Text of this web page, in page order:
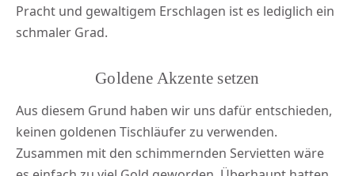
Pracht und gewaltigem Erschlagen ist es lediglich ein
schmaler Grad.
Goldene Akzente setzen
Aus diesem Grund haben wir uns dafür entschieden,
keinen goldenen Tischläufer zu verwenden.
Zusammen mit den schimmernden Servietten wäre